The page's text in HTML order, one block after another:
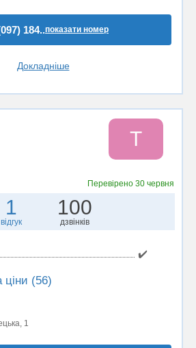
184..показати номер
Докладніше
T
Перевірено30 червня
1
відгук
100
дзвінків
✔️
ціни (56)
1